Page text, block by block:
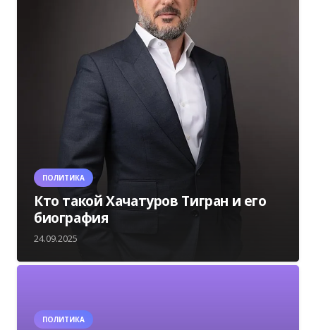
ПОЛИТИКА
Кто такой Хачатуров Тигран и его
биография
24.09.2025
ПОЛИТИКА